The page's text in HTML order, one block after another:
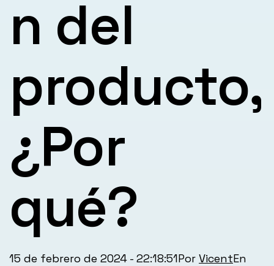
n del
producto,
¿Por
qué?
Publicada
15 de febrero de 2024 - 22:18:51Por Vicent